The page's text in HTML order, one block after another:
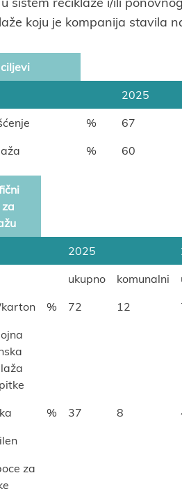
koju je kompanija stavila
2025
% 67
% 60
2025
ukupno
komunalni
% 72 12
% 37 8
za